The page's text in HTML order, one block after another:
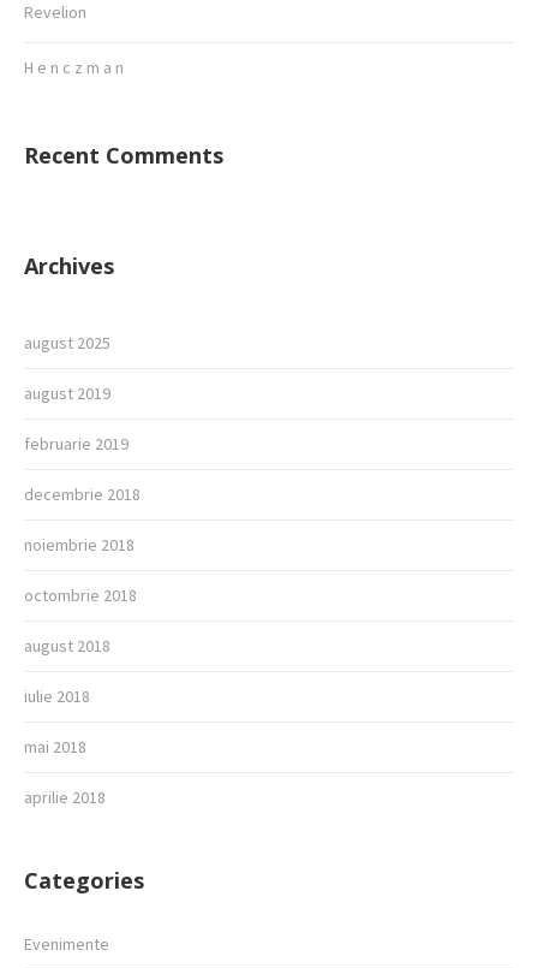
Revelion
H e n c z m a n
Recent Comments
Archives
august 2025
august 2019
februarie 2019
decembrie 2018
noiembrie 2018
octombrie 2018
august 2018
iulie 2018
mai 2018
aprilie 2018
Categories
Evenimente